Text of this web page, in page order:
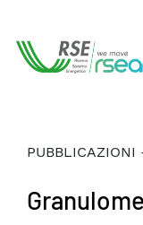
PUBBLICAZIONI